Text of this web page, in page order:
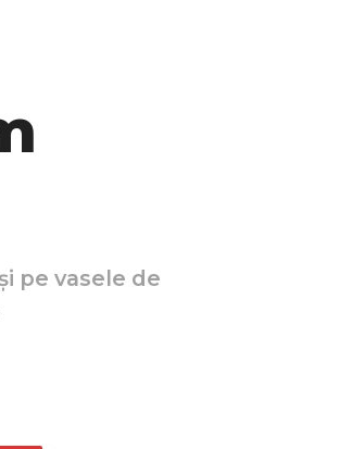
pe vasele de